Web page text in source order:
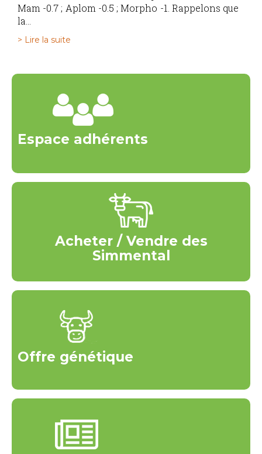
Mam -0.7 ; Aplom -0.5 ; Morpho -1. Rappelons que
la...
> Lire la suite
Espace adhérents
Acheter / Vendre des
Simmental
Offre génétique